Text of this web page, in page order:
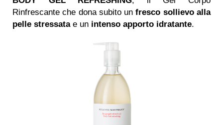
Rinfrescante che dona subito unfresco sollievo alla
pelle stressatae un intenso apporto idratante.